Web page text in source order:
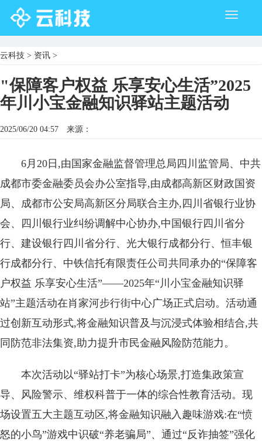
Toggle
云科技 > 资讯 >
"保障客户权益 乐享安心生活”2025
年川小宝金融知识驿站主题活动
2025/06/20 04:57 来源：
6月20日,由国家金融监督管理总局四川监管局、中共
成都市委金融委员会办公室指导,由成都高新区财政国资
局、成都市公安局高新区分局联合主办,四川省银行业协
会、四川银行业纠纷调解中心协办,中国银行四川省分
行、建设银行四川省分行、光大银行成都分行、恒丰银
行成都分行、中铁信托有限责任公司共同承办的“保障客
户权益 乐享安心生活”——2025年“川小宝金融知识驿
站”主题活动在肖家河步行街中心广场正式启动。活动通
过创新互动形式,将金融知识普及与沉浸式体验相结合,共
同防范非法集资,助力提升市民金融风险防范能力。
本次活动以“驿站打卡”为核心场景,打造集政策宣
导、风险警示、维权科普于一体的综合性教育活动。现
场设置五大主题互动区,将金融知识融入趣味游戏:在“愤
怒的小鸟”游戏中识破“养老骗局”、通过“反诈抽签”强化